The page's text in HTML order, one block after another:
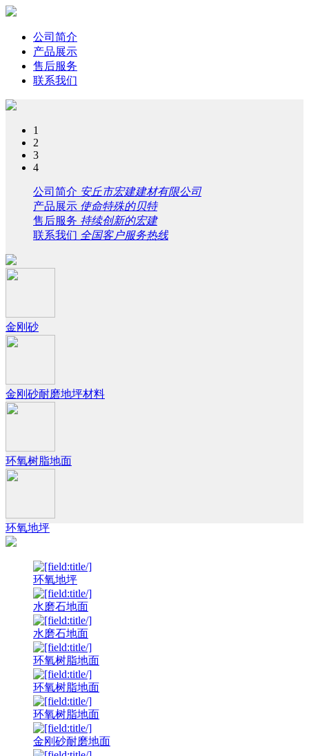
公司简介
产品展示
售后服务
联系我们
1
2
3
4
公司简介 安丘市宏建建材有限公司
产品展示 使命特殊的贝特
售后服务 持续创新的宏建
联系我们 全国客户服务热线
金刚砂
金刚砂耐磨地坪材料
环氧树脂地面
环氧地坪
环氧地坪
水磨石地面
水磨石地面
环氧树脂地面
环氧树脂地面
环氧树脂地面
金刚砂耐磨地面